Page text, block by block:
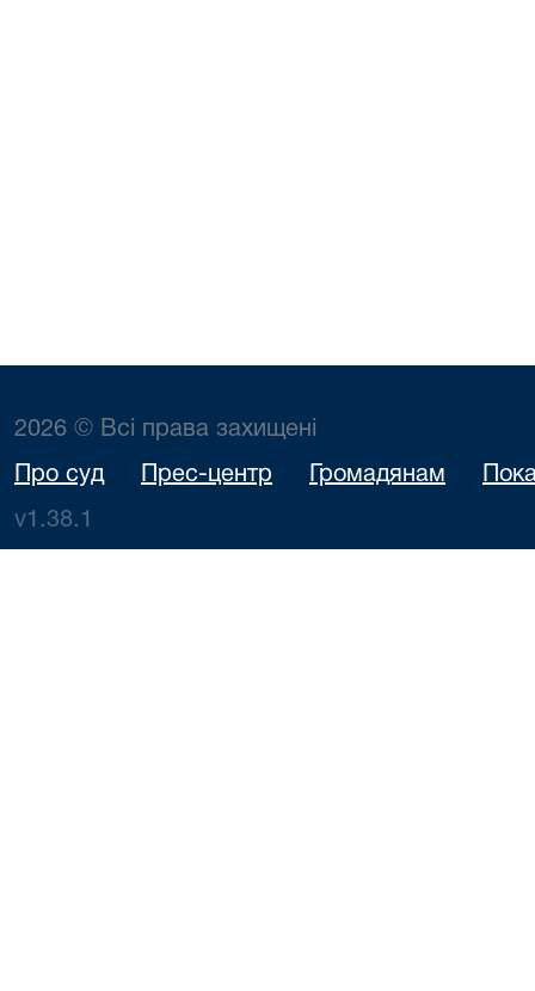
2026 © Всі права захищені
Про суд Прес-центр Громадянам
v1.38.1